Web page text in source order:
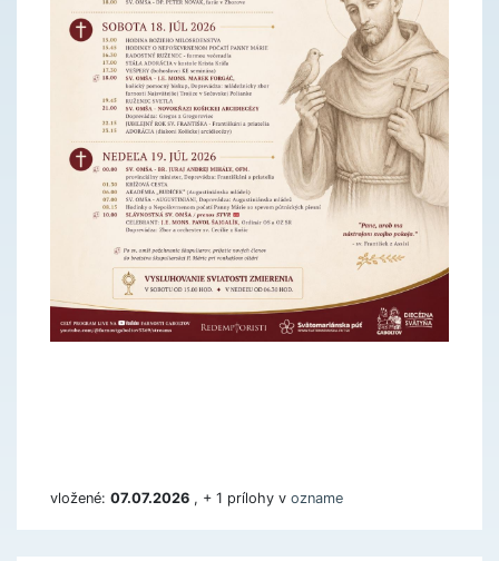
vložené: 07.07.2026 , + 1 prílohy v ozname